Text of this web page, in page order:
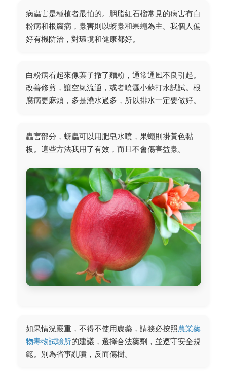
病蟲害是種植者最怕的。胭脂紅石榴常見的病害有白
粉病和根腐病，蟲害則以蚜蟲和果蠅為主。我個人偏
好有機防治，對環境和健康都好。
白粉病看起來像葉子撒了麵粉，通常通風不良引起。
改善修剪，讓空氣流通，或者噴灑小蘇打水試試。根
腐病更麻煩，多是澆水過多，所以排水一定要做好。
蟲害部分，蚜蟲可以用肥皂水噴，果蠅則掛黃色黏
板。這些方法我用了有效，而且不會傷害益蟲。
如果情況嚴重，不得不使用農藥，請務必按照農業藥
物毒物試驗所的建議，選擇合法藥劑，並遵守安全規
範。別為省事亂噴，反而傷樹。